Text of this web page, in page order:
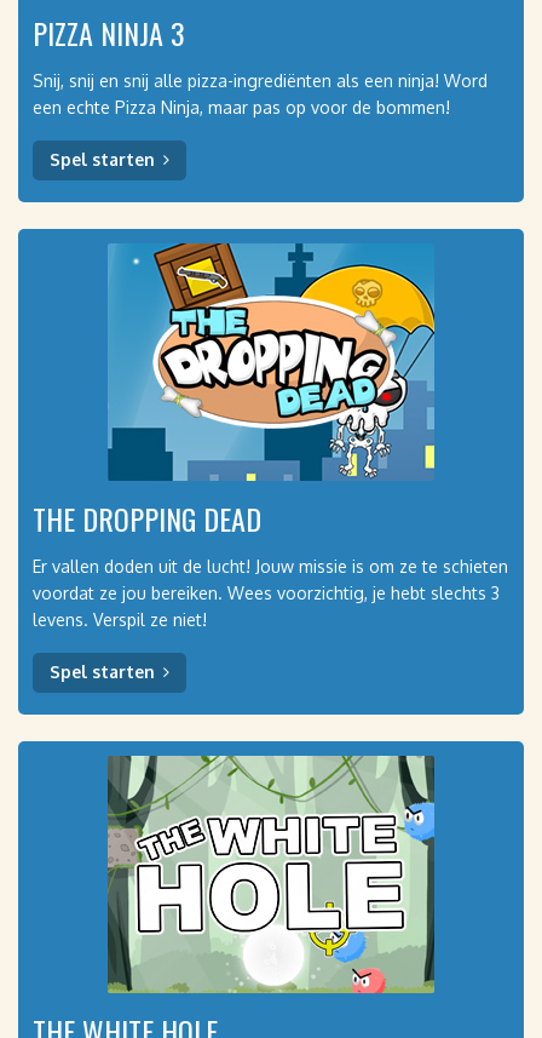
PIZZA NINJA 3
Snij, snij en snij alle pizza-ingrediënten als een ninja! Word
een echte Pizza Ninja, maar pas op voor de bommen!
Spel starten
THE DROPPING DEAD
Er vallen doden uit de lucht! Jouw missie is om ze te schieten
voordat ze jou bereiken. Wees voorzichtig, je hebt slechts 3
levens. Verspil ze niet!
Spel starten